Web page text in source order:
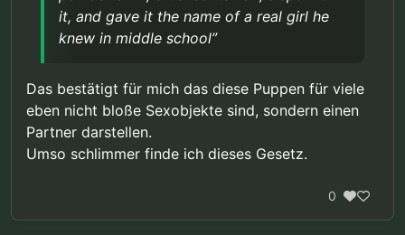
Ausschluss der Öffentlichkeit – den
verfassungsrechtlichen Schutz
rechtfertigt“, der durch das Urteil des
Lawrence gegen Texas gewährt wird.
Dieses wegweisende Urteil hob ein
texanisches Gesetz auf, das Sodomie
zwischen einwilligenden Erwachsenen
unter Strafe stellte. […] Rocha hatte ein
verfassungsrechtlich geschütztes Recht
https://www.stripes.com/branches/air_force/2026-
03-19/airman-child-sex-doll-conviction-reversed-
21116363.html
it, and gave it the name of a real girl he
knew in middle school”
Das bestätigt für mich das diese Puppen für viele
eben nicht bloße Sexobjekte sind, sondern einen
Partner darstellen.
Umso schlimmer finde ich dieses Gesetz.
0